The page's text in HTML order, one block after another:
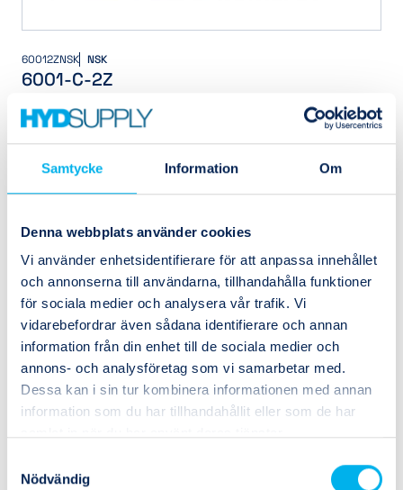
Samtycke Information Om
Denna webbplats använder cookies
Vi använder enhetsidentifierare för att anpassa innehållet
och annonserna till användarna, tillhandahålla funktioner
för sociala medier och analysera vår trafik. Vi
vidarebefordrar även sådana identifierare och annan
information från din enhet till de sociala medier och
annons- och analysföretag som vi samarbetar med.
Dessa kan i sin tur kombinera informationen med annan
information som du har tillhandahållit eller som de har
Nödvändig
60012ZNSK NSK
6001-C-2Z